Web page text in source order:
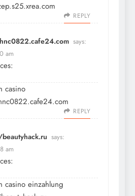
REPLY
says:
am
casino
REPLY
says:
am
casino einzahlung